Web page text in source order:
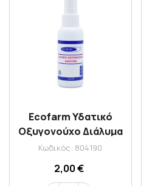
Ecofarm Υδατικό
Οξυγονούχο Διάλυμα
Σπρέι 100ml
Κωδικός: 804190
2,00 €